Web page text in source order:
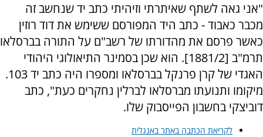
"אני גאה לשתף שאיתרתי וזיהיתי כתב יד שנחשב זה
מכבר כאבוד - כתב היד המפורסם ששימש את דוד רוזין
כאשר פרסם את מהדורתו של רשב"ם על התורה בברסלאו
תרמ"ב [1881/2]. הוא שכן בסמינר התיאולוגי היהודי
האגדי של קרן פרנקל בברסלאו ומספרו היה כתב יד 103.
מיקומו ותנועתו מברסלאו לברלין נחקרים כעת", כתב
דוביצקי בחשבון הפייסבוק שלו.
לקריאת הכתבה באתר באנגלית